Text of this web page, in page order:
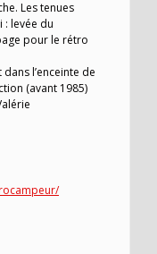
Les tenues
: levée du
pour le rétro
l’enceinte de
(avant 1985)